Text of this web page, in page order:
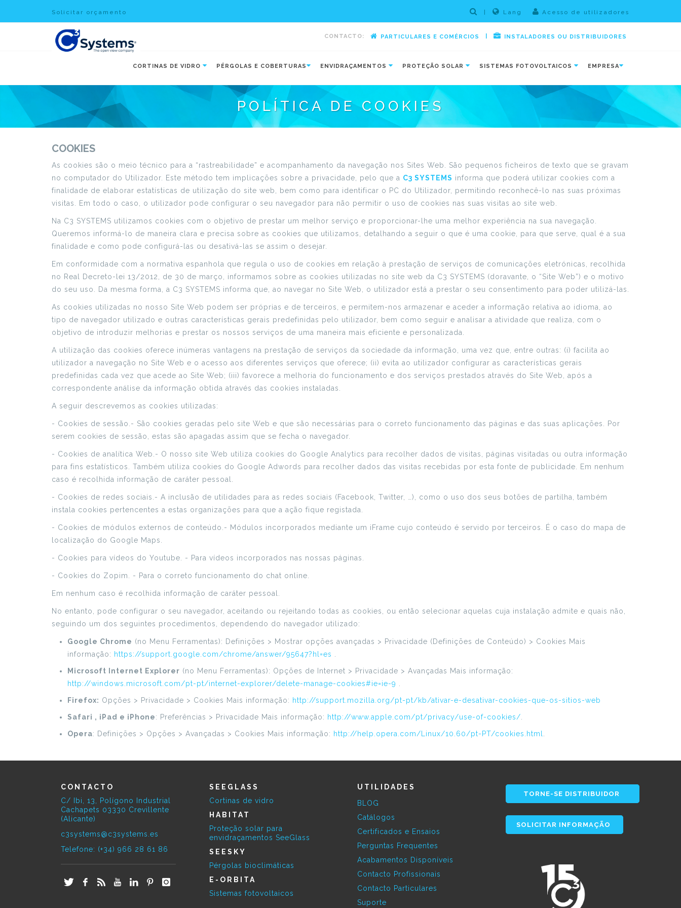
Solicitar orçamento Acesso de utilizadores
Lang
CONTACTO: PARTICULARES E COMÉRCIOS INSTALADORES OU DISTRIBUIDORES
CORTINAS DE VIDRO PÉRGOLAS E COBERTURAS ENVIDRAÇAMENTOS PROTEÇÃO SOLAR SISTEMAS FOTOVOLTAICOS EMPRESA
POLÍTICA DE COOKIES
COOKIES
As cookies são o meio técnico para a “rastreabilidade” e acompanhamento da navegação nos Sites Web. São pequenos ficheiros de texto que se gravam
no computador do Utilizador. Este método tem implicações sobre a privacidade, pelo que a C3 SYSTEMS informa que poderá utilizar cookies com a
finalidade de elaborar estatísticas de utilização do site web, bem como para identificar o PC do Utilizador, permitindo reconhecê-lo nas suas próximas
visitas. Em todo o caso, o utilizador pode configurar o seu navegador para não permitir o uso de cookies nas suas visitas ao site web.
Na C3 SYSTEMS utilizamos cookies com o objetivo de prestar um melhor serviço e proporcionar-lhe uma melhor experiência na sua navegação.
Queremos informá-lo de maneira clara e precisa sobre as cookies que utilizamos, detalhando a seguir o que é uma cookie, para que serve, qual é a sua
finalidade e como pode configurá-las ou desativá-las se assim o desejar.
Em conformidade com a normativa espanhola que regula o uso de cookies em relação à prestação de serviços de comunicações eletrónicas, recolhida
no Real Decreto-lei 13/2012, de 30 de março, informamos sobre as cookies utilizadas no site web da C3 SYSTEMS (doravante, o “Site Web”) e o motivo
do seu uso. Da mesma forma, a C3 SYSTEMS informa que, ao navegar no Site Web, o utilizador está a prestar o seu consentimento para poder utilizá-las.
As cookies utilizadas no nosso Site Web podem ser próprias e de terceiros, e permitem-nos armazenar e aceder a informação relativa ao idioma, ao
tipo de navegador utilizado e outras características gerais predefinidas pelo utilizador, bem como seguir e analisar a atividade que realiza, com o
objetivo de introduzir melhorias e prestar os nossos serviços de uma maneira mais eficiente e personalizada.
A utilização das cookies oferece inúmeras vantagens na prestação de serviços da sociedade da informação, uma vez que, entre outras: (i) facilita ao
utilizador a navegação no Site Web e o acesso aos diferentes serviços que oferece; (ii) evita ao utilizador configurar as características gerais
predefinidas cada vez que acede ao Site Web; (iii) favorece a melhoria do funcionamento e dos serviços prestados através do Site Web, após a
correspondente análise da informação obtida através das cookies instaladas.
A seguir descrevemos as cookies utilizadas:
- Cookies de sessão.- São cookies geradas pelo site Web e que são necessárias para o correto funcionamento das páginas e das suas aplicações. Por
serem cookies de sessão, estas são apagadas assim que se fecha o navegador.
- Cookies de analítica Web.- O nosso site Web utiliza cookies do Google Analytics para recolher dados de visitas, páginas visitadas ou outra informação
para fins estatísticos. Também utiliza cookies do Google Adwords para recolher dados das visitas recebidas por esta fonte de publicidade. Em nenhum
caso é recolhida informação de caráter pessoal.
- Cookies de redes sociais.- A inclusão de utilidades para as redes sociais (Facebook, Twitter, …), como o uso dos seus botões de partilha, também
instala cookies pertencentes a estas organizações para que a ação fique registada.
- Cookies de módulos externos de conteúdo.- Módulos incorporados mediante um iFrame cujo conteúdo é servido por terceiros. É o caso do mapa de
localização do Google Maps.
- Cookies para vídeos do Youtube. - Para vídeos incorporados nas nossas páginas.
- Cookies do Zopim. - Para o correto funcionamento do chat online.
Em nenhum caso é recolhida informação de caráter pessoal.
No entanto, pode configurar o seu navegador, aceitando ou rejeitando todas as cookies, ou então selecionar aquelas cuja instalação admite e quais não,
seguindo um dos seguintes procedimentos, dependendo do navegador utilizado:
Google Chrome (no Menu Ferramentas): Definições > Mostrar opções avançadas > Privacidade (Definições de Conteúdo) > Cookies Mais
informação: https://support.google.com/chrome/answer/95647?hl=es
Microsoft Internet Explorer (no Menu Ferramentas): Opções de Internet > Privacidade > Avançadas Mais informação:
http://windows.microsoft.com/pt-pt/internet-explorer/delete-manage-cookies#ie=ie-9
Firefox: Opções > Privacidade > Cookies Mais informação: http://support.mozilla.org/pt-pt/kb/ativar-e-desativar-cookies-que-os-sitios-web
Safari , iPad e iPhone: Preferências > Privacidade Mais informação: http://www.apple.com/pt/privacy/use-of-cookies/
Opera: Definições > Opções > Avançadas > Cookies Mais informação: http://help.opera.com/Linux/10.60/pt-PT/cookies.html
CONTACTO
C/ Ibi, 13, Polígono Industrial
Cachapets 03330 Crevillente
(Alicante)
c3systems@c3systems.es
Telefone: (+34) 966 28 61 86
SEEGLASS
Cortinas de vidro
HABITAT
Proteção solar para
envidraçamentos SeeGlass
SEESKY
Pérgolas bioclimáticas
E-ORBITA
Sistemas fotovoltaicos
UTILIDADES
BLOG
Catálogos
Certificados e Ensaios
Perguntas Frequentes
Acabamentos Disponíveis
Contacto Profissionais
Contacto Particulares
Suporte
TORNE-SE DISTRIBUIDOR
SOLICITAR INFORMAÇÃO